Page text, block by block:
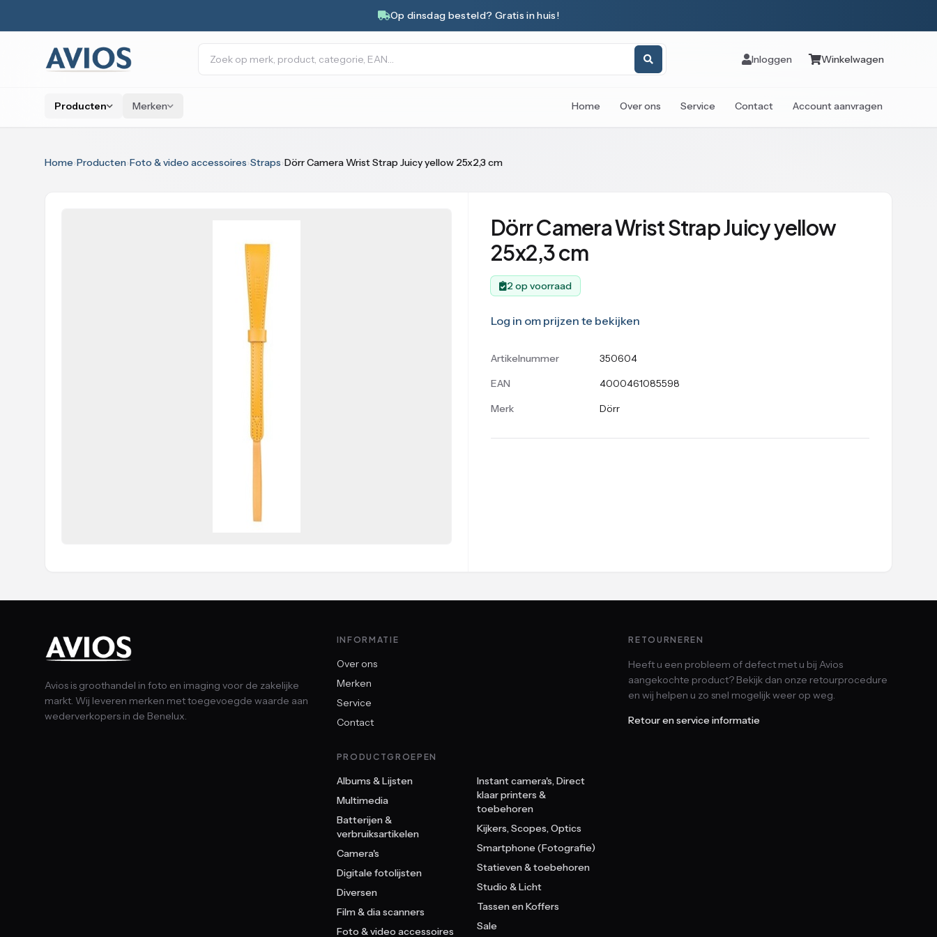
Op dinsdag besteld? Gratis in huis!
Inloggen Winkelwagen
Producten Merken Home Over ons Service Contact Account aanvragen
Home›Producten›Foto & video accessoires›Straps›Dörr Camera Wrist Strap Juicy yellow 25x2,3 cm
Dörr Camera Wrist Strap Juicy yellow
25x2,3 cm
2 op voorraad
Log in om prijzen te bekijken
Artikelnummer
350604
EAN
4000461085598
Merk
Dörr
Avios is groothandel in foto en imaging voor de zakelijke
markt. Wij leveren merken met toegevoegde waarde aan
wederverkopers in de Benelux.
INFORMATIE
Over ons
Merken
Service
Contact
PRODUCTGROEPEN
Albums & Lijsten
Multimedia
Batterijen &
verbruiksartikelen
Camera's
Digitale fotolijsten
Diversen
Film & dia scanners
Foto & video accessoires
Instant camera's, Direct
klaar printers &
toebehoren
Kijkers, Scopes, Optics
Smartphone (Fotografie)
Statieven & toebehoren
Studio & Licht
Tassen en Koffers
Sale
RETOURNEREN
Heeft u een probleem of defect met u bij Avios
aangekochte product? Bekijk dan onze retourprocedure
en wij helpen u zo snel mogelijk weer op weg.
Retour en service informatie